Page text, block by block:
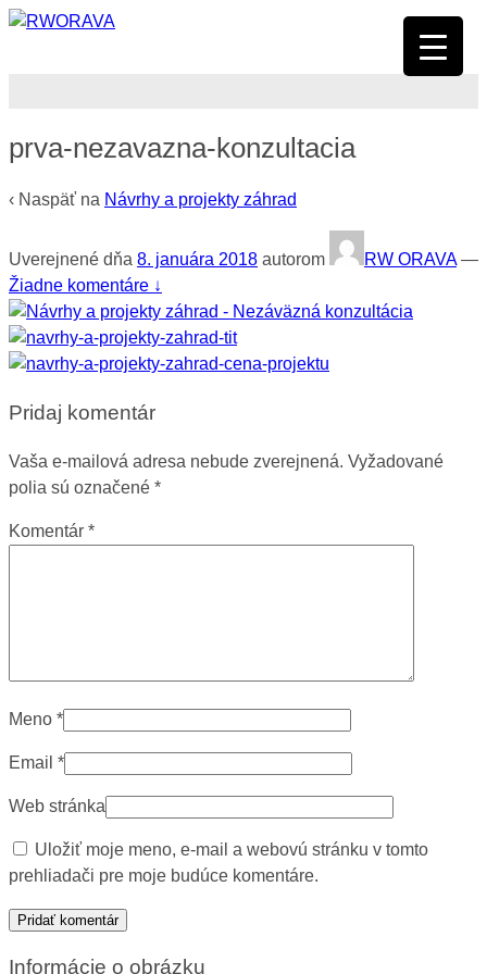
prva-nezavazna-konzultacia
‹ Naspäť na Návrhy a projekty záhrad
Uverejnené dňa 8. januára 2018 autorom RW ORAVA —
Žiadne komentáre ↓
Pridaj komentár
Vaša e-mailová adresa nebude zverejnená. Vyžadované
polia sú označené *
Komentár *
Meno *
Email *
Web stránka
Uložiť moje meno, e-mail a webovú stránku v tomto
prehliadači pre moje budúce komentáre.
Informácie o obrázku